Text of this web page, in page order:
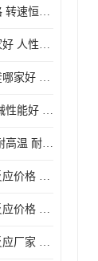
长春玻璃反应釜价格 转速恒定 机械性能好
银川玻璃反应釜哪家好 人性化设计 可连续工作
昆明双层玻璃反应釜哪家好 人性化设计 可连续工作 机械性能好
合肥玻璃反应釜 机械性能好 可连续工作
南京双层玻璃反应 耐高温 耐腐蚀 空载不宜高速运转
呼和浩特双层玻璃反应价格 安全稳定 机械性能好
呼和浩特双层玻璃反应价格 结构紧凑 可做加热反应
呼和浩特双层玻璃反应厂家 转速恒定 空载不宜高速运转